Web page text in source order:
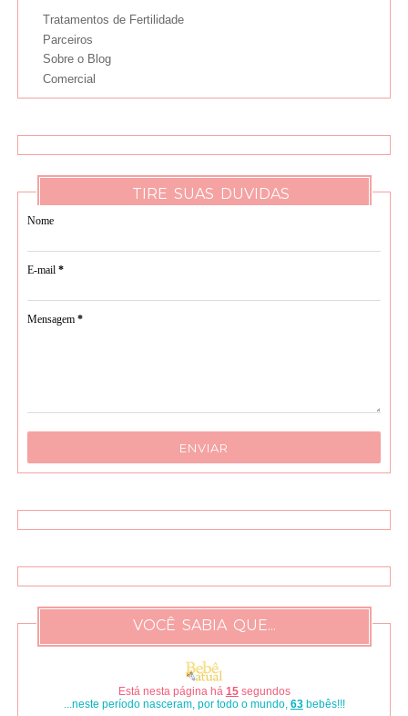
Tratamentos de Fertilidade
Parceiros
Sobre o Blog
Comercial
TIRE SUAS DUVIDAS
Nome
E-mail*
Mensagem*
VOCÊ SABIA QUE...
Está nesta página há 16segundos
...neste período nasceram, por todo o mundo, 67bebês!!!